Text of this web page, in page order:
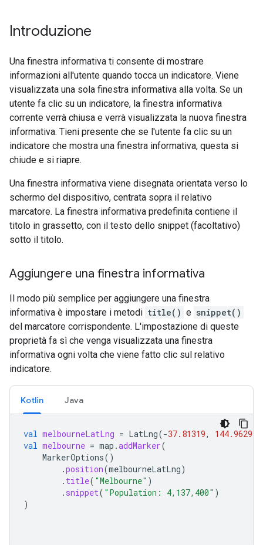
Introduzione
Una finestra informativa ti consente di mostrare
informazioni all'utente quando tocca un indicatore. Viene
visualizzata una sola finestra informativa alla volta. Se un
utente fa clic su un indicatore, la finestra informativa
corrente verrà chiusa e verrà visualizzata la nuova finestra
informativa. Tieni presente che se l'utente fa clic su un
indicatore che mostra una finestra informativa, questa si
chiude e si riapre.
Una finestra informativa viene disegnata orientata verso lo
schermo del dispositivo, centrata sopra il relativo
marcatore. La finestra informativa predefinita contiene il
titolo in grassetto, con il testo dello snippet (facoltativo)
sotto il titolo.
Aggiungere una finestra informativa
Il modo più semplice per aggiungere una finestra
informativa è impostare i metodi title() e snippet()
del marcatore corrispondente. L'impostazione di queste
proprietà fa sì che venga visualizzata una finestra
informativa ogni volta che viene fatto clic sul relativo
indicatore.
Kotlin Java
val melbourneLatLng = LatLng(-37.81319, 144.96298
val melbourne = map .addMarker(
MarkerOptions()
.position(melbourneLatLng)
. title( "Melbourne" )
. snippet( "Population: 4,137,400" )
)